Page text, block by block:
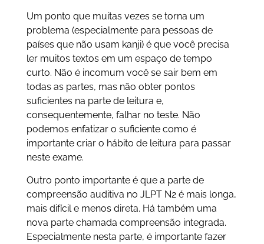
Um ponto que muitas vezes se torna um
problema (especialmente para pessoas de
países que não usam kanji) é que você precisa
ler muitos textos em um espaço de tempo
curto. Não é incomum você se sair bem em
todas as partes, mas não obter pontos
suficientes na parte de leitura e,
consequentemente, falhar no teste. Não
podemos enfatizar o suficiente como é
importante criar o hábito de leitura para passar
neste exame.
Outro ponto importante é que a parte de
compreensão auditiva no JLPT N2 é mais longa,
mais difícil e menos direta. Há também uma
nova parte chamada compreensão integrada.
Especialmente nesta parte, é importante fazer